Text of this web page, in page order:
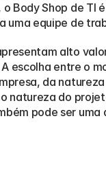
Body Shop de TI
uma equipe de
alto
escolha entre o
da
natureza do
pode ser